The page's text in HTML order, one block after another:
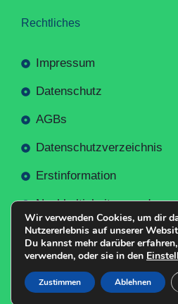
Rechtliches
Impressum
Datenschutz
AGBs
Datenschutzverzeichnis
Erstinformation
Nachhaltigkeitsverordnung
Mit Erstellt NR-
Wir verwenden Cookies, um dir
Nutzererlebnis auf unserer
Du kannst mehr darüber
verwenden, oder sie in den
Zustimmen Ablehnen